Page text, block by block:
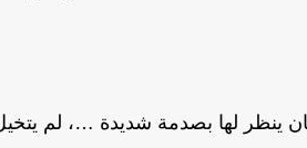
ينظر لها بصدمة شديدة …، لم